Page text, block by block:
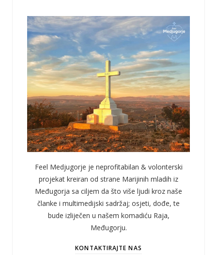
Feel Medjugorje je neprofitabilan & volonterski
projekat kreiran od strane Marijinih mladih iz
Međugorja sa ciljem da što više ljudi kroz naše
članke i multimedijski sadržaj; osjeti, dođe, te
bude izliječen u našem komadiću Raja,
Međugorju.
KONTAKTIRAJTE NAS